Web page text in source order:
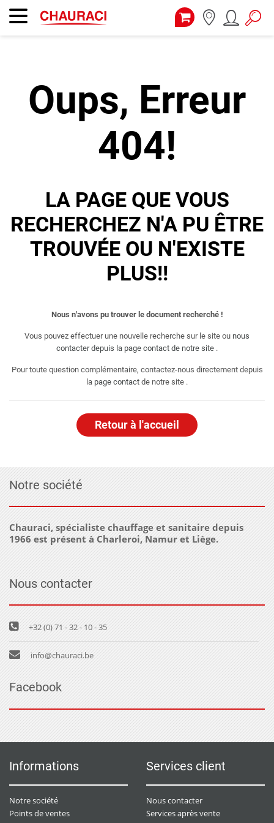
Oups, Erreur
404!
LA PAGE QUE VOUS
RECHERCHEZ N'A PU ÊTRE
TROUVÉE OU N'EXISTE
PLUS!!
Nous n'avons pu trouver le document recherché !
Vous pouvez effectuer une nouvelle recherche sur le site ou nous
contacter depuis la page contact de notre site .
Pour toute question complémentaire, contactez-nous directement depuis
la page contact de notre site .
Retour à l'accueil
Notre société
Chauraci, spécialiste chauffage et sanitaire depuis
1966 est présent à Charleroi, Namur et Liège.
Nous contacter
+32 (0) 71 - 32 - 10 - 35
info@chauraci.be
Facebook
Informations
Notre société
Points de ventes
Services client
Nous contacter
Services après vente